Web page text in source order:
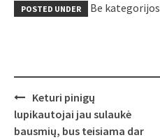
POSTED UNDER Be kategorijos
Post
navigation
Keturi pinigų
lupikautojai jau sulaukė
bausmių, bus teisiama dar